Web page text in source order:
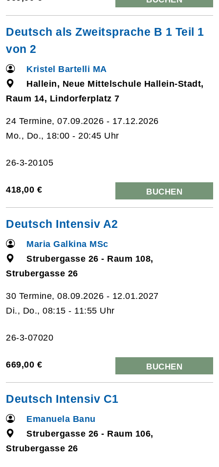
Deutsch als Zweitsprache B 1 Teil 1
von 2
Kristel Bartelli MA
Hallein, Neue Mittelschule Hallein-Stadt,
Raum 14, Lindorferplatz 7
24 Termine, 07.09.2026 - 17.12.2026
Mo., Do., 18:00 - 20:45 Uhr
26-3-20105
418,00 € BUCHEN
Deutsch Intensiv A2
Maria Galkina MSc
Strubergasse 26 - Raum 108,
Strubergasse 26
30 Termine, 08.09.2026 - 12.01.2027
Di., Do., 08:15 - 11:55 Uhr
26-3-07020
669,00 € BUCHEN
Deutsch Intensiv C1
Emanuela Banu
Strubergasse 26 - Raum 106,
Strubergasse 26